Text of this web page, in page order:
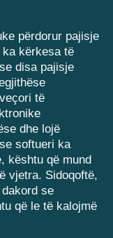
përdorur pajisje
kërkesa të
disa pajisje
të
dhe lojë
softueri ka
kështu që mund
vjetra. Sidoqoftë,
se
që le të kalojmë